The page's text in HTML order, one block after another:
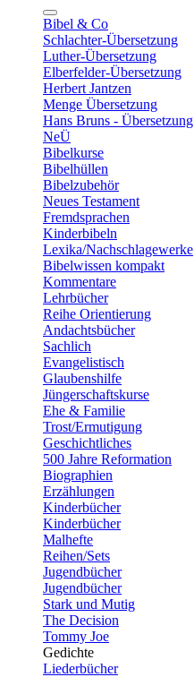
Bibel & Co
Schlachter-Übersetzung
Luther-Übersetzung
Elberfelder-Übersetzung
Herbert Jantzen
Menge Übersetzung
Hans Bruns - Übersetzung
NeÜ
Bibelkurse
Bibelhüllen
Bibelzubehör
Neues Testament
Fremdsprachen
Kinderbibeln
Lexika/Nachschlagewerke
Bibelwissen kompakt
Kommentare
Lehrbücher
Reihe Orientierung
Andachtsbücher
Sachlich
Evangelistisch
Glaubenshilfe
Jüngerschaftskurse
Ehe & Familie
Trost/Ermutigung
Geschichtliches
500 Jahre Reformation
Biographien
Erzählungen
Kinderbücher
Kinderbücher
Malhefte
Reihen/Sets
Jugendbücher
Jugendbücher
Stark und Mutig
The Decision
Tommy Joe
Gedichte
Liederbücher